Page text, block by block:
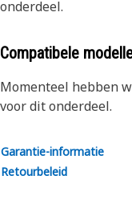
onderdeel.
Compatibele
Momenteel hebben
voor dit onderdeel.
Garantie-informatie
Retourbeleid